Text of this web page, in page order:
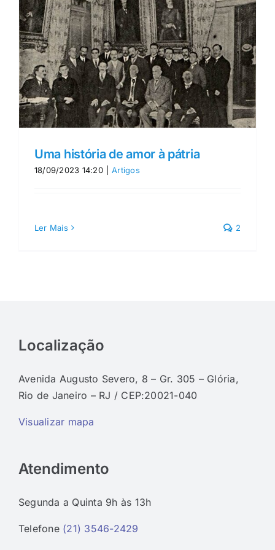
Uma história de amor à pátria
18/09/2023 14:20 Artigos
Ler Mais 2
Localização
Avenida Augusto Severo, 8 – Gr. 305 – Glória,
Rio de Janeiro – RJ / CEP:20021-040
Visualizar mapa
Atendimento
Segunda a Quinta 9h às 13h
Telefone (21) 3546-2429